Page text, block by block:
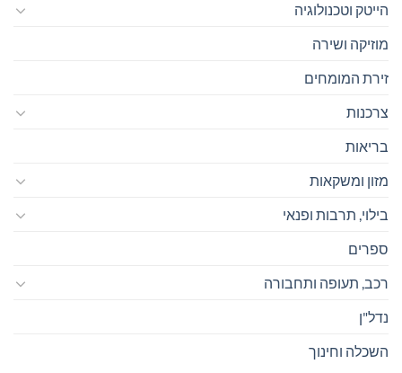
הייטק וטכנולוגיה
מוזיקה ושירה
זירת המומחים
צרכנות
בריאות
מזון ומשקאות
בילוי, תרבות ופנאי
ספרים
רכב, תעופה ותחבורה
נדל"ן
השכלה וחינוך